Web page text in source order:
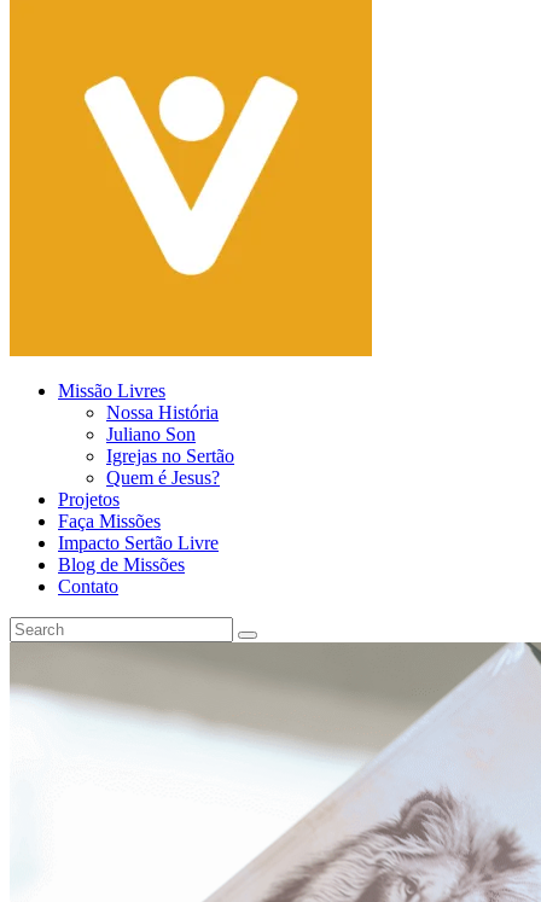
Missão Livres
Nossa História
Juliano Son
Igrejas no Sertão
Quem é Jesus?
Projetos
Faça Missões
Impacto Sertão Livre
Blog de Missões
Contato